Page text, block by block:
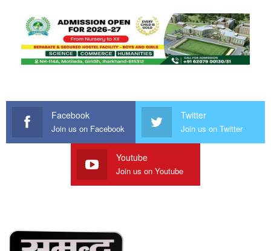
Facebook
Join us on Facebook
Twitter
Join us on Twitter
Youtube
Join us on Youtube